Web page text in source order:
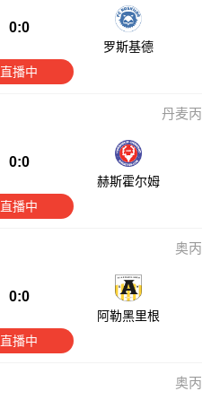
0:0
罗斯基德
直播中
丹麦丙
0:0
赫斯霍尔姆
直播中
奥丙
0:0
阿勒黑里根
直播中
奥丙